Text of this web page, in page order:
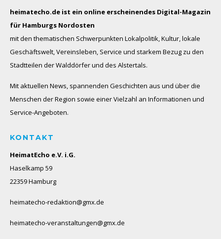
heimatecho.de ist ein online erscheinendes Digital-Magazin
für Hamburgs Nordosten
mit den thematischen Schwerpunkten Lokalpolitik, Kultur, lokale
Geschäftswelt, Vereinsleben, Service und starkem Bezug zu den
Stadtteilen der Walddörfer und des Alstertals.
Mit aktuellen News, spannenden Geschichten aus und über die
Menschen der Region sowie einer Vielzahl an Informationen und
Service-Angeboten.
KONTAKT
HeimatEcho e.V. i.G.
Haselkamp 59
22359 Hamburg
heimatecho-redaktion@gmx.de
heimatecho-veranstaltungen@gmx.de